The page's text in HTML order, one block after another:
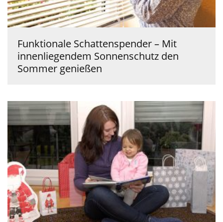
Funktionale Schattenspender – Mit
innenliegendem Sonnenschutz den
Sommer genießen